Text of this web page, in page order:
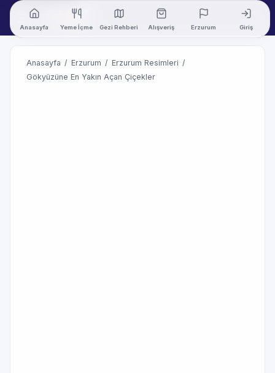
Anasayfa Yeme İçme Gezi Rehberi Alışveriş Erzurum Giriş
Anasayfa / Erzurum / Erzurum Resimleri /
Gökyüzüne En Yakın Açan Çiçekler